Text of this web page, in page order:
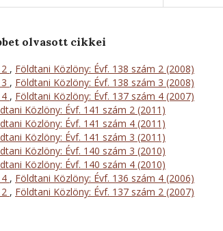
olvasott cikkei
, Földtani Közlöny: Évf. 138 szám 2 (2008)
, Földtani Közlöny: Évf. 138 szám 3 (2008)
, Földtani Közlöny: Évf. 137 szám 4 (2007)
Közlöny: Évf. 141 szám 2 (2011)
Közlöny: Évf. 141 szám 4 (2011)
Közlöny: Évf. 141 szám 3 (2011)
Közlöny: Évf. 140 szám 3 (2010)
Közlöny: Évf. 140 szám 4 (2010)
, Földtani Közlöny: Évf. 136 szám 4 (2006)
, Földtani Közlöny: Évf. 137 szám 2 (2007)